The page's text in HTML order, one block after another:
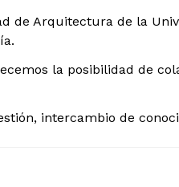
de Arquitectura de la
la posibilidad de
intercambio de